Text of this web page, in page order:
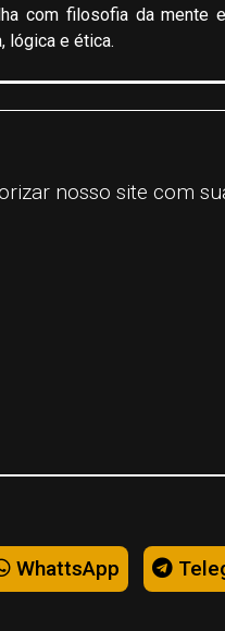
com filosofia da mente
lógica e ética.
nosso site com
WhattsApp